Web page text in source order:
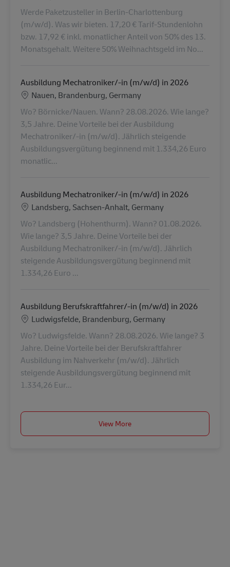
Werde Paketzusteller in Berlin-Charlottenburg
(m/w/d). Was wir bieten. 17,20 € Tarif-Stundenlohn
bzw. 17,92 € inkl. monatlicher Anteil von 50% des 13.
Monatsgehalt. Weitere 50% Weihnachtsgeld im No...
Ausbildung Mechatroniker/-in (m/w/d) in 2026
Lokalizacja
Nauen, Brandenburg, Germany
Wo? Börnicke/Nauen. Wann? 28.08.2026. Wie lange?
3,5 Jahre. Deine Vorteile bei der Ausbildung
Mechatroniker/-in (m/w/d). Jährlich steigende
Ausbildungsvergütung beginnend mit 1.334,26 Euro
monatlic...
Ausbildung Mechatroniker/-in (m/w/d) in 2026
Lokalizacja
Landsberg, Sachsen-Anhalt, Germany
Wo? Landsberg (Hohenthurm). Wann? 01.08.2026.
Wie lange? 3,5 Jahre. Deine Vorteile bei der
Ausbildung Mechatroniker/-in (m/w/d). Jährlich
steigende Ausbildungsvergütung beginnend mit
1.334,26 Euro ...
Ausbildung Berufskraftfahrer/-in (m/w/d) in 2026
Lokalizacja
Ludwigsfelde, Brandenburg, Germany
Wo? Ludwigsfelde. Wann? 28.08.2026. Wie lange? 3
Jahre. Deine Vorteile bei der Berufskraftfahrer
Ausbildung im Nahverkehr (m/w/d). Jährlich
steigende Ausbildungsvergütung beginnend mit
1.334,26 Eur...
View More